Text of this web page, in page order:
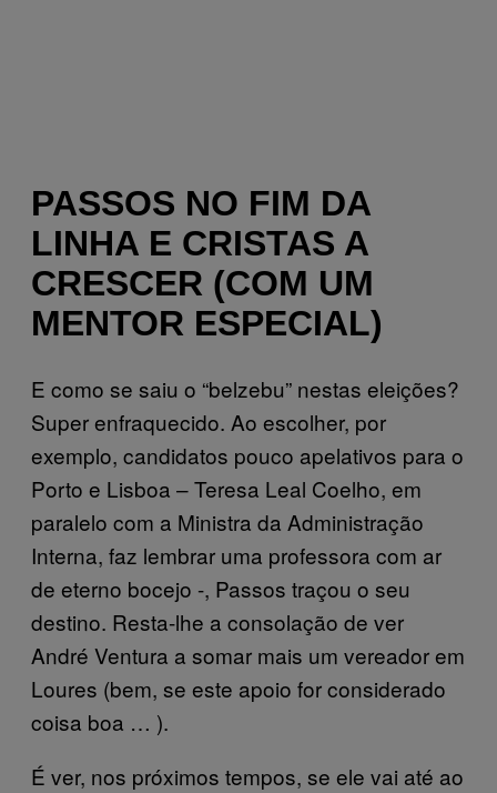
PASSOS NO FIM DA
LINHA E CRISTAS A
CRESCER (COM UM
MENTOR ESPECIAL)
E como se saiu o “belzebu” nestas eleições?
Super enfraquecido. Ao escolher, por
exemplo, candidatos pouco apelativos para o
Porto e Lisboa – Teresa Leal Coelho, em
paralelo com a Ministra da Administração
Interna, faz lembrar uma professora com ar
de eterno bocejo -, Passos traçou o seu
destino. Resta-lhe a consolação de ver
André Ventura a somar mais um vereador em
Loures (bem, se este apoio for considerado
coisa boa … ).
É ver, nos próximos tempos, se ele vai até ao